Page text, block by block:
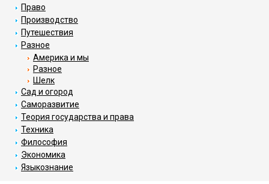
Право
Производство
Путешествия
Разное
Америка и мы
Разное
Шелк
Сад и огород
Саморазвитие
Теория государства и права
Техника
Философия
Экономика
Языкознание